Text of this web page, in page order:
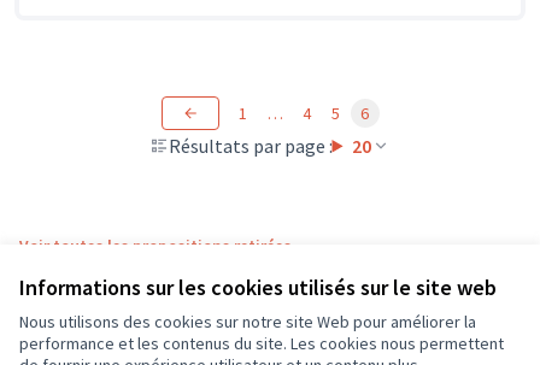
Informations sur les cookies utilisés sur le site web
Nous utilisons des cookies sur notre site Web pour améliorer la
performance et les contenus du site. Les cookies nous permettent
Résultats par page : 20
1 … 4 5 6
Voir toutes les propositions retirées
Conditions d'utilisation
Paramètres des cookies